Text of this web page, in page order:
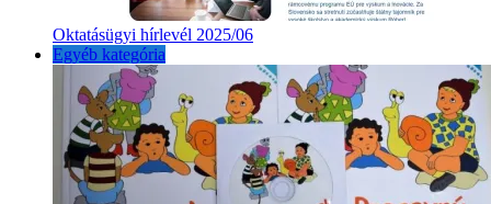
Oktatásügyi hírlevél 2025/06
Egyéb kategória